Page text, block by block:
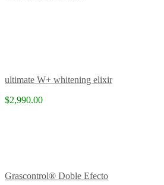
ultimate W+ whitening elixir
$2,990.00
Grascontrol® Doble Efecto